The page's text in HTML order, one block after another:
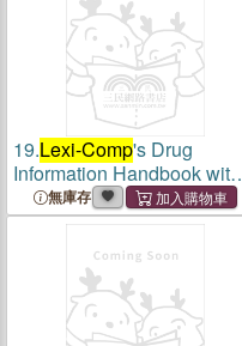
19.Lexi-Comp's Drug
Information Handbook with
International Trade Names
Index(2009-2010)
無庫存